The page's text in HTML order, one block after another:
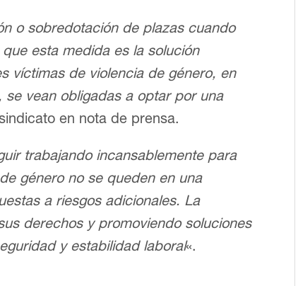
o sobredotación de plazas cuando
esta medida es la solución
víctimas de violencia de género, en
vean obligadas a optar por una
en nota de prensa.
trabajando incansablemente para
género no se queden en una
a riesgos adicionales. La
derechos y promoviendo soluciones
y estabilidad laboral«.